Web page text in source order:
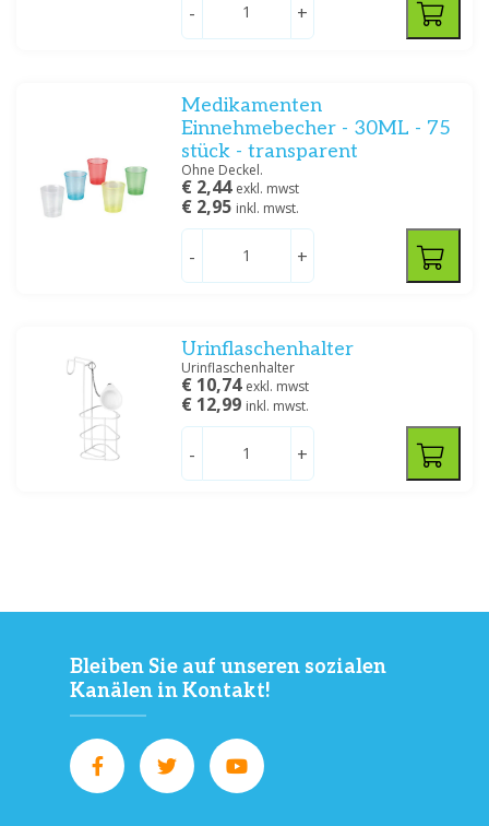
- +
Medikamenten
Einnehmebecher - 30ML - 75
stück - transparent
Ohne Deckel.
€ 2,44 exkl. mwst
€ 2,95 inkl. mwst.
- +
Urinflaschenhalter
Urinflaschenhalter
€ 10,74 exkl. mwst
€ 12,99 inkl. mwst.
- +
Bleiben Sie auf unseren sozialen
Kanälen in Kontakt!